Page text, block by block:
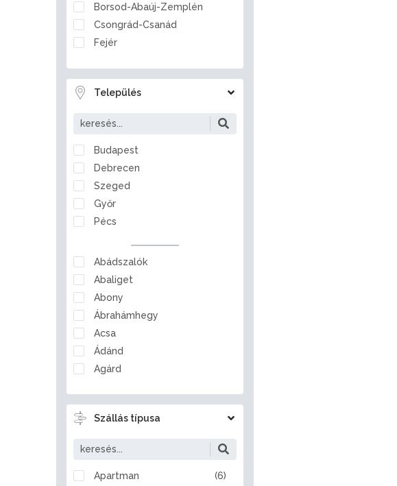
Borsod-Abaúj-Zemplén
Csongrád-Csanád
Fejér
Hajdú-Bihar
Heves
Nógrád
Pest
Somogy
Szabolcs-Szatmár-Bereg
Tolna
Veszprém
Zala
Település
Budapest
Debrecen
Szeged
Győr
Pécs
Abádszalók
Abaliget
Abony
Ábrahámhegy
Acsa
Ádánd
Agárd
Aggtelek
Ajka
Alcsútdoboz
Szállás típusa
Apartman
(6)